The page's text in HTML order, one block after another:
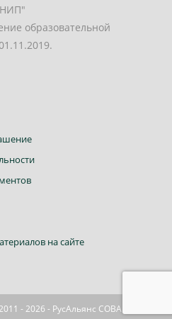
образовательной
Откроется
вОткроется
Откроется
на сайтеОткроется
вкладке
- 2026 - РусАльянс СОВА